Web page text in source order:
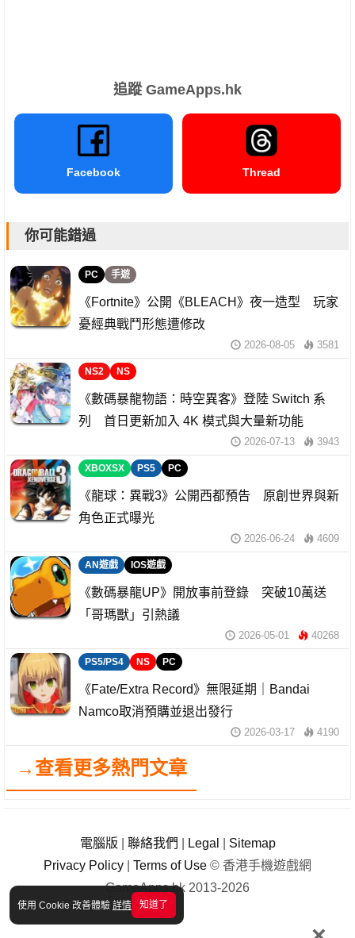
使用 Cookie 改善體驗 詳情 知道了
追蹤 GameApps.hk
Facebook Thread
你可能錯過
PC 手遊
《Fortnite》公開《BLEACH》夜一造型 玩家
憂經典戰鬥形態遭修改
2026-08-05 3581
NS2 NS
《數碼暴龍物語：時空異客》登陸 Switch 系
列 首日更新加入 4K 模式與大量新功能
2026-07-13 3943
XBOXSX PS5 PC
《龍球：異戰3》公開西都預告 原創世界與新
角色正式曝光
2026-06-24 4609
AN遊戲 IOS遊戲
《數碼暴龍UP》開放事前登錄 突破10萬送
「哥瑪獸」引熱議
2026-05-01 40268
PS5/PS4 NS PC
《Fate/Extra Record》無限延期｜Bandai
Namco取消預購並退出發行
2026-03-17 4190
→查看更多熱門文章
電腦版 聯絡我們 Legal
Sitemap
Privacy Policy
Terms of Use © 香港手機遊戲網
GameApps.hk 2013-2026